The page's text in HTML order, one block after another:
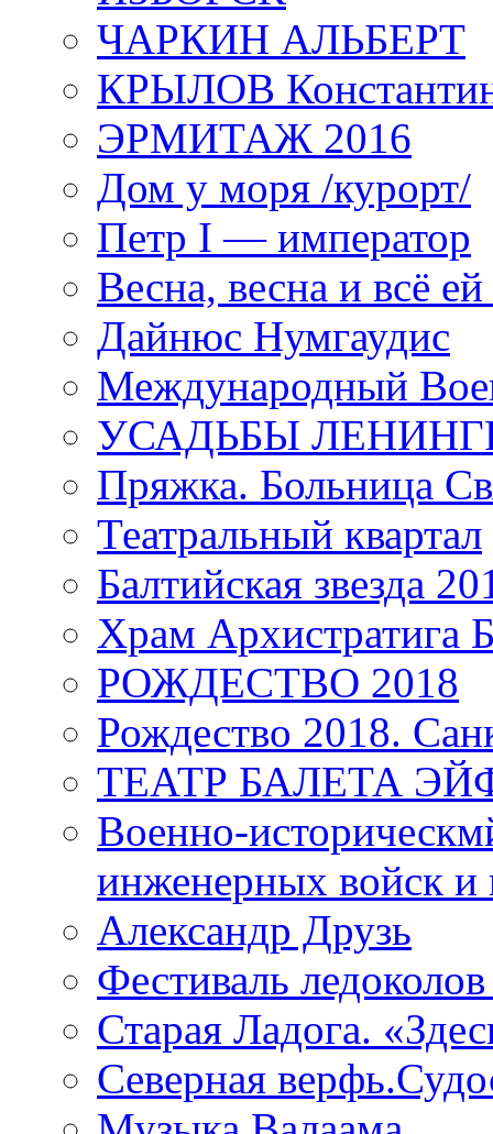
ЧАРКИН АЛЬБЕРТ
КРЫЛОВ
ЭРМИТАЖ 2016
Дом у моря /курорт/
Петр I — император
Весна, весна и всё
Дайнюс Нумгаудис
Международный
УСАДЬБЫ
Пряжка. Больница
Театральный квартал
Балтийская звезда
Храм
РОЖДЕСТВО 2018
Рождество 2018.
ТЕАТР БАЛЕТА
Военно-
инженерных войск и
Александр Друзь
Фестиваль
Старая Ладога.
Северная